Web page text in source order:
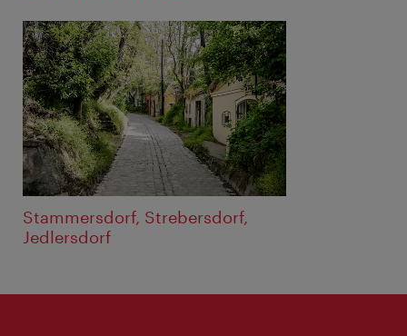
Stammersdorf, Strebersdorf,
Jedlersdorf